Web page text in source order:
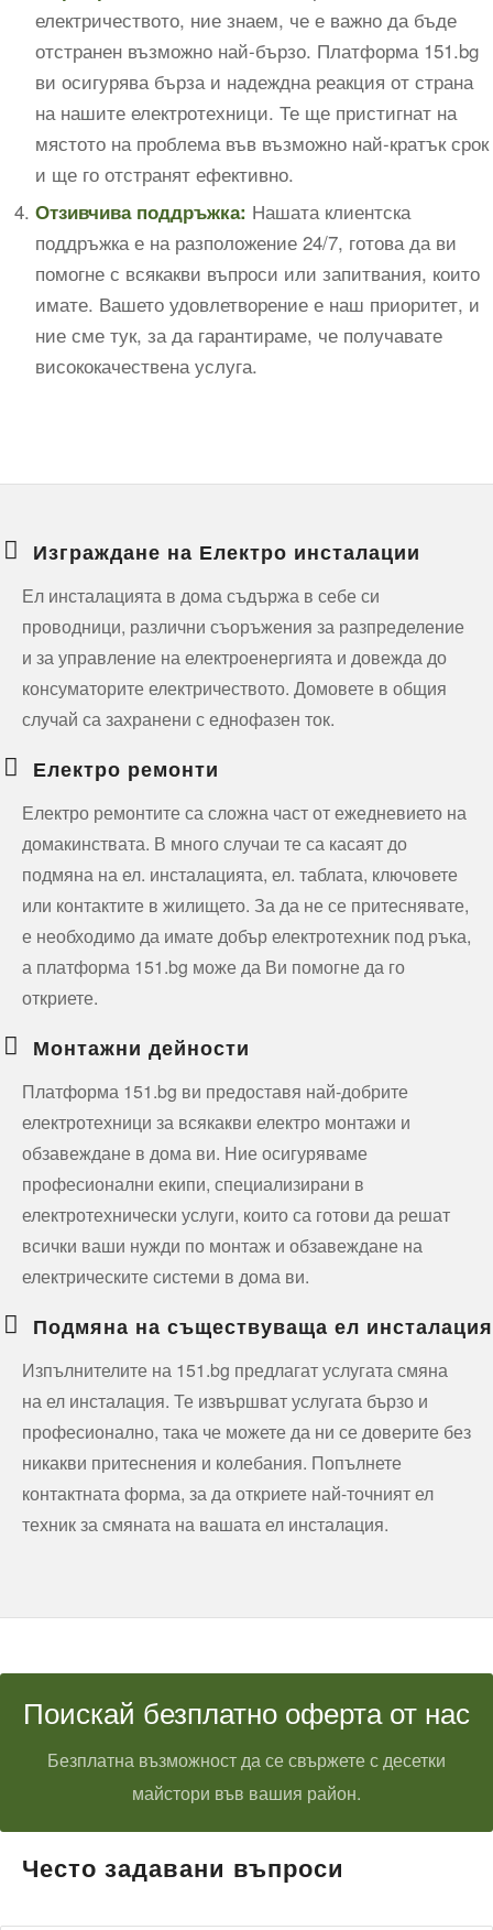
електричеството, ние знаем, че е важно да бъде
отстранен възможно най-бързо. Платформа 151.bg
ви осигурява бърза и надеждна реакция от страна
на нашите електротехници. Те ще пристигнат на
мястото на проблема във възможно най-кратък срок
и ще го отстранят ефективно.
Отзивчива поддръжка: Нашата клиентска
поддръжка е на разположение 24/7, готова да ви
помогне с всякакви въпроси или запитвания, които
имате. Вашето удовлетворение е наш приоритет, и
ние сме тук, за да гарантираме, че получавате
висококачествена услуга.
Изграждане на Електро инсталации
Ел инсталацията в дома съдържа в себе си
проводници, различни съоръжения за разпределение
и за управление на електроенергията и довежда до
консуматорите електричеството. Домовете в общия
случай са захранени с еднофазен ток.
Електро ремонти
Електро ремонтите са сложна част от ежедневието на
домакинствата. В много случаи те са касаят до
подмяна на ел. инсталацията, ел. таблата, ключовете
или контактите в жилището. За да не се притеснявате,
е необходимо да имате добър електротехник под ръка,
а платформа 151.bg може да Ви помогне да го
откриете.
Монтажни дейности
Платформа 151.bg ви предоставя най-добрите
електротехници за всякакви електро монтажи и
обзавеждане в дома ви. Ние осигуряваме
професионални екипи, специализирани в
електротехнически услуги, които са готови да решат
всички ваши нужди по монтаж и обзавеждане на
електрическите системи в дома ви.
Подмяна на съществуваща ел инсталация
Изпълнителите на 151.bg предлагат услугата смяна
на ел инсталация. Те извършват услугата бързо и
професионално, така че можете да ни се доверите без
никакви притеснения и колебания. Попълнете
контактната форма, за да откриете най-точният ел
техник за смяната на вашата ел инсталация.
Поискай безплатно оферта от нас
Безплатна възможност да се свържете с десетки
майстори във вашия район.
Често задавани въпроси